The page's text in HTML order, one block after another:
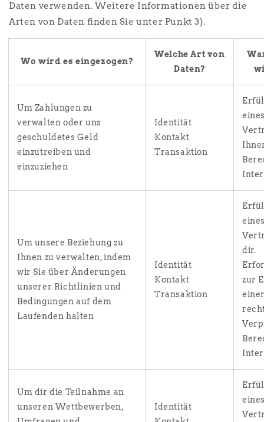
Daten verwenden. Weitere Informationen über die
Arten von Daten finden Sie unter Punkt 3).
Wo wird es eingezogen?
Welche Art von
Daten?
Um Zahlungen zu
verwalten oder uns
geschuldetes Geld
einzutreiben und
einzuziehen
Identität
Kontakt
Transaktion
Um unsere Beziehung zu
Ihnen zu verwalten, indem
wir Sie über Änderungen
unserer Richtlinien und
Bedingungen auf dem
Laufenden halten
Identität
Kontakt
Transaktion
dir.
zur
Um dir die Teilnahme an
unseren Wettbewerben,
Identität